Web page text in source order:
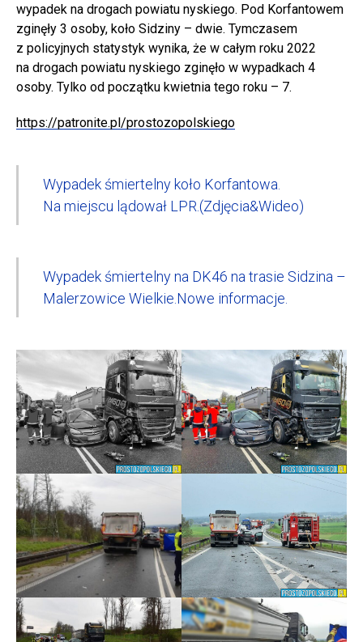
wypadek na drogach powiatu nyskiego. Pod Korfantowem
zginęły 3 osoby, koło Sidziny – dwie. Tymczasem
z policyjnych statystyk wynika, że w całym roku 2022
na drogach powiatu nyskiego zginęło w wypadkach 4
osoby. Tylko od początku kwietnia tego roku – 7.
https://patronite.pl/prostozopolskiego
Wypadek śmiertelny koło Korfantowa.
Na miejscu lądował LPR.(Zdjęcia&Wideo)
Wypadek śmiertelny na DK46 na trasie Sidzina –
Malerzowice Wielkie.Nowe informacje.